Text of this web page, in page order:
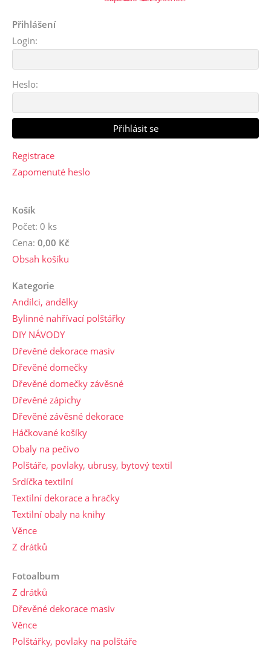
Přihlášení
Login:
Heslo:
Registrace
Zapomenuté heslo
Košík
Počet: 0 ks
Cena: 0,00 Kč
Obsah košíku
Kategorie
Andílci, andělky
Bylinné nahřívací polštářky
DIY NÁVODY
Dřevěné dekorace masiv
Dřevěné domečky
Dřevěné domečky závěsné
Dřevěné zápichy
Dřevěné závěsné dekorace
Háčkované košíky
Obaly na pečivo
Polštáře, povlaky, ubrusy, bytový textil
Srdíčka textilní
Textilní dekorace a hračky
Textilní obaly na knihy
Věnce
Z drátků
Fotoalbum
Z drátků
Dřevěné dekorace masiv
Věnce
Polštářky, povlaky na polštáře